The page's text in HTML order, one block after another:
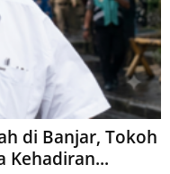
di Banjar, Tokoh
Kehadiran...